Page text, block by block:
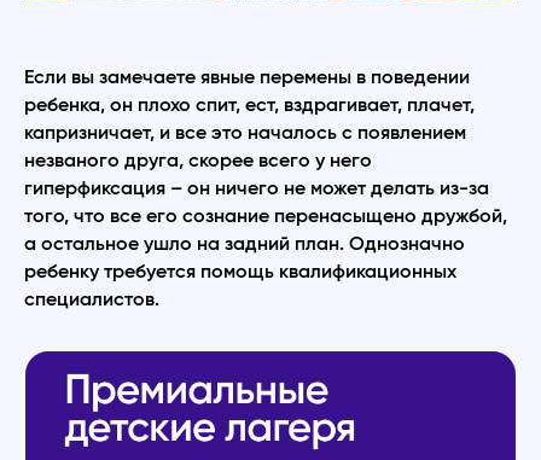
Если вы замечаете явные перемены в поведении
ребенка, он плохо спит, ест, вздрагивает, плачет,
капризничает, и все это началось с появлением
незваного друга, скорее всего у него
гиперфиксация – он ничего не может делать из-за
того, что все его сознание перенасыщено дружбой,
а остальное ушло на задний план. Однозначно
ребенку требуется помощь квалификационных
специалистов.